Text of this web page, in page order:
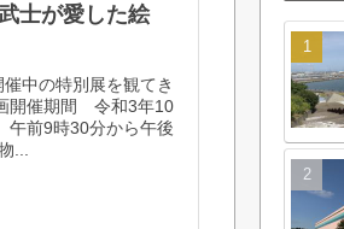
士が愛した絵
中の特別展を観てき
開催期間 令和3年10
前9時30分から午後
...